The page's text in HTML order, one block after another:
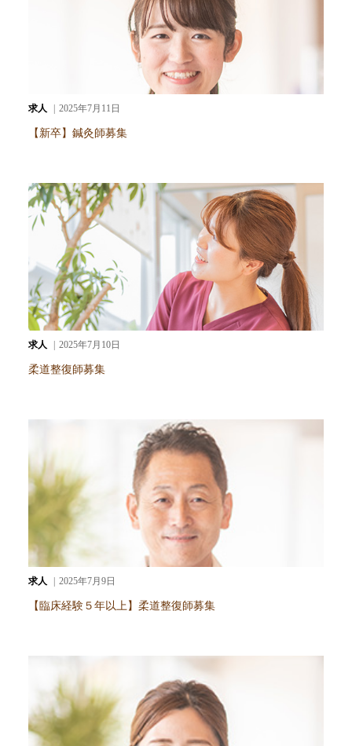
求人 2025年7月11日
【新卒】鍼灸師募集
求人 2025年7月10日
柔道整復師募集
求人 2025年7月9日
【臨床経験５年以上】柔道整復師募集